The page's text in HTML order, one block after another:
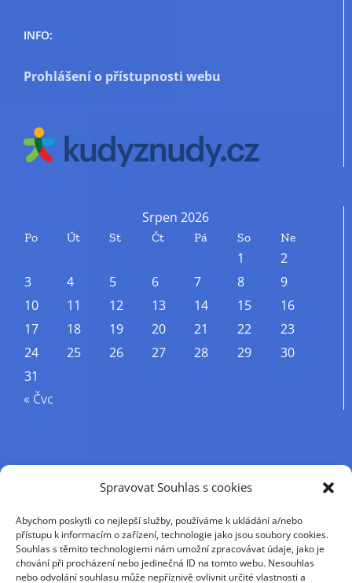
Spravovat Souhlas s cookies
Abychom poskytli co nejlepší služby, používáme k ukládání a/nebo
přístupu k informacím o zařízení, technologie jako jsou soubory cookies.
Souhlas s těmito technologiemi nám umožní zpracovávat údaje, jako je
chování při procházení nebo jedinečná ID na tomto webu. Nesouhlas
nebo odvolání souhlasu může nepříznivě ovlivnit určité vlastnosti a
INFO:
Prohlášení o přístupnosti webu
Srpen 2026
Po Út St Čt Pá So Ne
1
2
3
4 5 6 7 8
9
10
11 12 13 14 15
16
17
18 19 20 21 22
23
24
25 26 27 28 29
30
31
« Čvc
Příjmení
Křestní jméno